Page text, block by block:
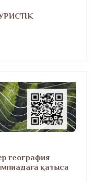
география
қатыса